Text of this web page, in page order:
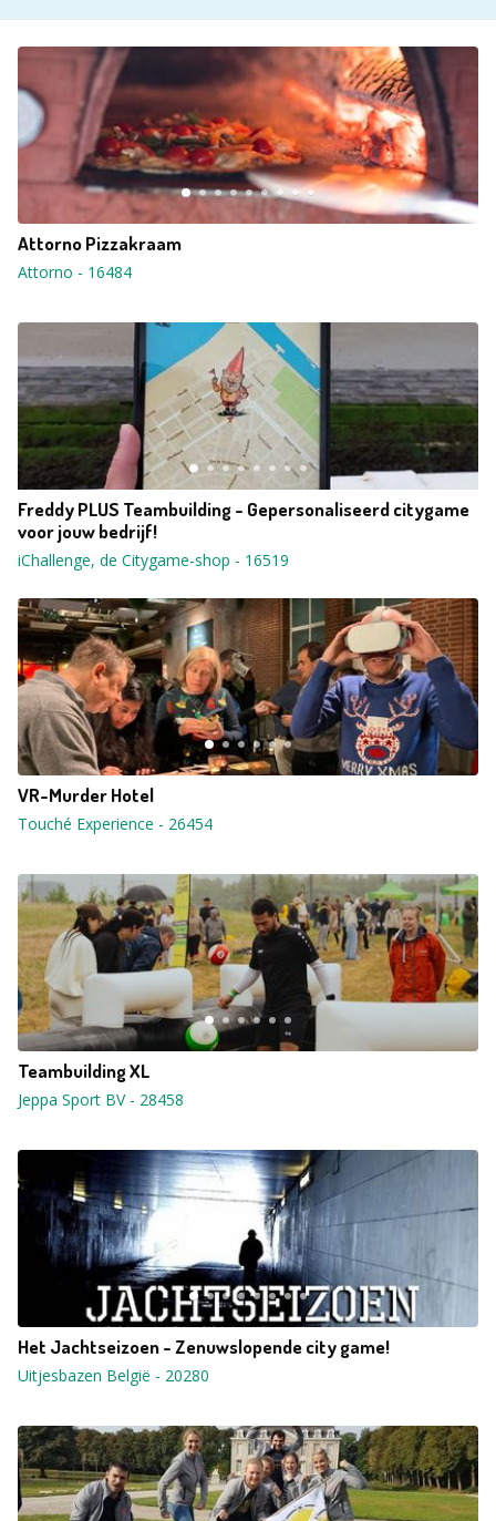
Attorno Pizzakraam
Attorno - 16484
Freddy PLUS Teambuilding - Gepersonaliseerd citygame
voor jouw bedrijf!
iChallenge, de Citygame-shop - 16519
VR-Murder Hotel
Touché Experience - 26454
Teambuilding XL
Jeppa Sport BV- 28458
Het Jachtseizoen - Zenuwslopende city game!
Uitjesbazen België - 20280